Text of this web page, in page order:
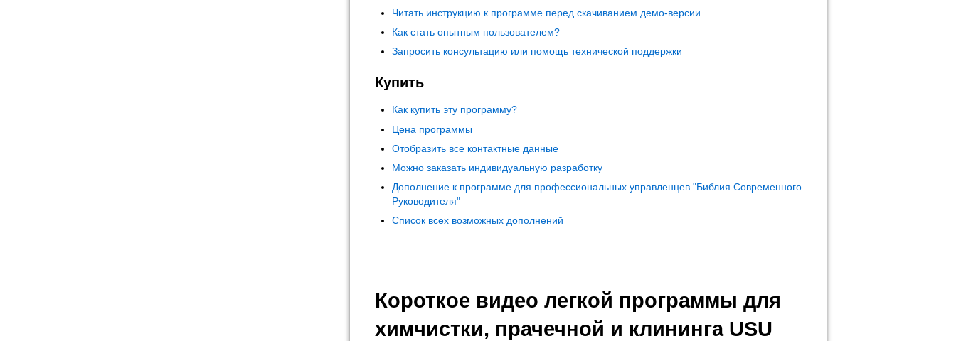
Читать инструкцию к программе перед скачиванием демо-версии
Как стать опытным пользователем?
Запросить консультацию или помощь технической поддержки
Купить
Как купить эту программу?
Цена программы
Отобразить все контактные данные
Можно заказать индивидуальную разработку
Дополнение к программе для профессиональных управленцев "Библия Современного
Руководителя"
Список всех возможных дополнений
Короткое видео легкой программы для
химчистки, прачечной и клининга USU